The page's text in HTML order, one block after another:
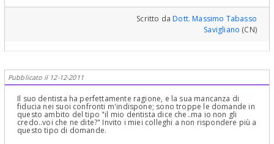
Scritto daDott. Massimo Tabasso
Savigliano (CN)
Pubblicato il 12-12-2011
Il suo dentista ha perfettamente ragione, e la sua mancanza di
fiducia nei suoi confronti m'indispone; sono troppe le domande in
questo ambito del tipo "il mio dentista dice che..ma io non gli
credo..voi che ne dite?" Invito i miei colleghi a non rispondere più a
questo tipo di domande.